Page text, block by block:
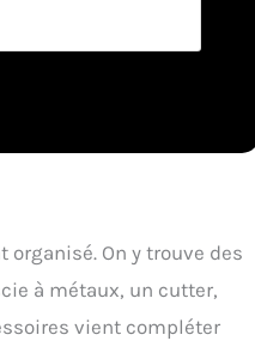
maintenir les outils
2: Un must pour
organisé. On y trouve des
à métaux, un cutter,
vient compléter